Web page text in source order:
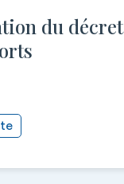
du décret